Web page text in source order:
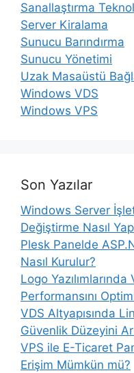
Sanallaştırma
Server Kiralama
Sunucu Barındırma
Sunucu Yönetimi
Uzak Masaüstü
Windows VDS
Windows VPS
Son Yazılar
Windows Server
Değiştirme Nasıl
Plesk Panelde
Nasıl Kurulur?
Logo
Performansını
VDS Altyapısında
Güvenlik Düzeyini
VPS ile E-Ticaret
Erişim Mümkün mü?